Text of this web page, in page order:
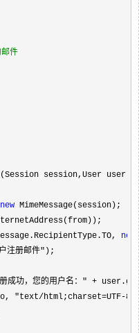
session,User user)
new
new
注册邮件"
功，您的用户名：" +
"text/html;charset=UTF-8"